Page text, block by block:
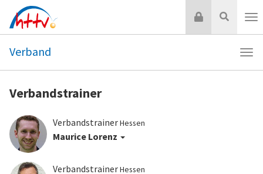
Inhalt
springen
Suche
Login
Verband
Verbandstrainer
VerbandstrainerHessen
Maurice Lorenz
VerbandstrainerHessen